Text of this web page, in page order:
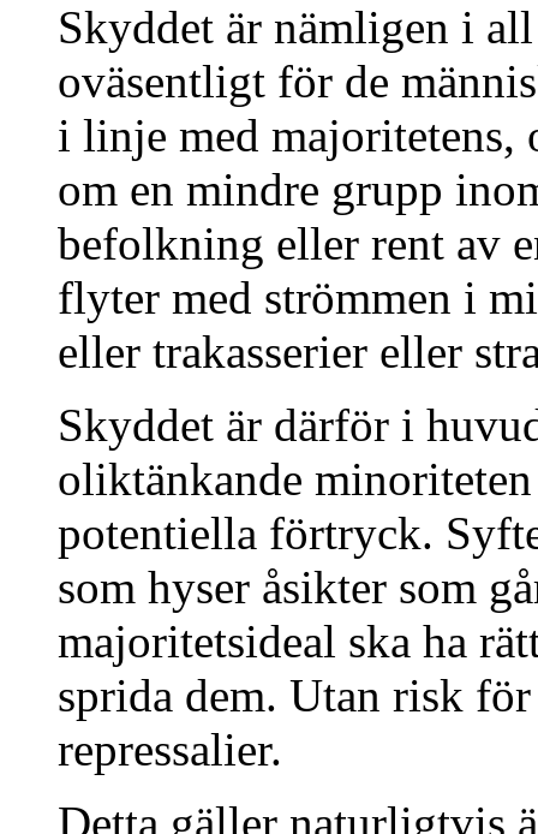
Skyddet är nämligen i
oväsentligt för de
i linje med majoritetens,
om en mindre grupp
befolkning eller rent av
flyter med strömmen i
eller trakasserier eller
Skyddet är därför i
oliktänkande
potentiella förtryck.
som hyser åsikter som
majoritetsideal ska ha
sprida dem. Utan risk
repressalier.
Detta gäller naturligtvis